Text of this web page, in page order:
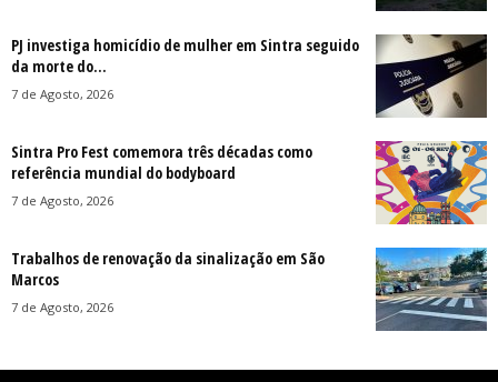
PJ investiga homicídio de mulher em Sintra seguido
da morte do...
7 de Agosto, 2026
Sintra Pro Fest comemora três décadas como
referência mundial do bodyboard
7 de Agosto, 2026
Trabalhos de renovação da sinalização em São
Marcos
7 de Agosto, 2026